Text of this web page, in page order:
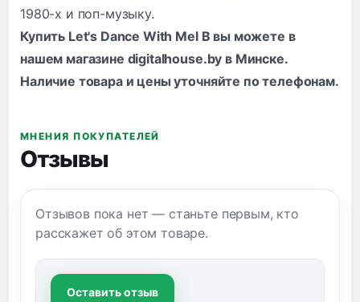
1980-х и поп-музыку.
Купить Let's Dance With Mel B вы можете в
нашем магазине digitalhouse.by в Минске.
Наличие товара и цены уточняйте потелефонам.
МНЕНИЯ ПОКУПАТЕЛЕЙ
Отзывы
Отзывов пока нет — станьте первым, кто
расскажет об этом товаре.
Оставить отзыв